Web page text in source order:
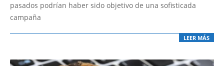
pasados podrían haber sido objetivo de una sofisticada
campaña
LEER MÁS